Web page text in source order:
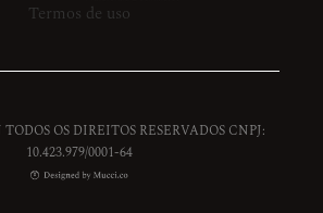
Termos de uso
OS DIREITOS RESERVADOS CNPJ:
10.423.979/0001-64